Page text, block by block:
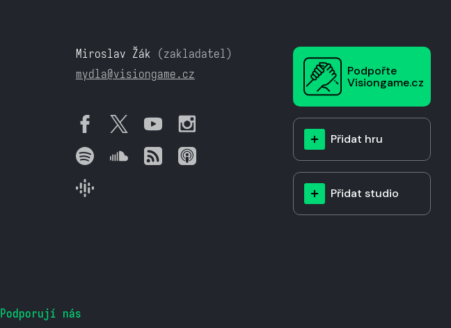
Miroslav Žák (zakladatel)
mydla@visiongame.cz
Podpořte
Visiongame.cz
Přidat hru
Přidat studio
Podporují nás